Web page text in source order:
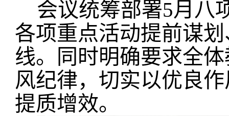
会议统筹部署5月八
各项重点活动提前谋
线。同时明确要求全
风纪律，切实以优良
提质增效。